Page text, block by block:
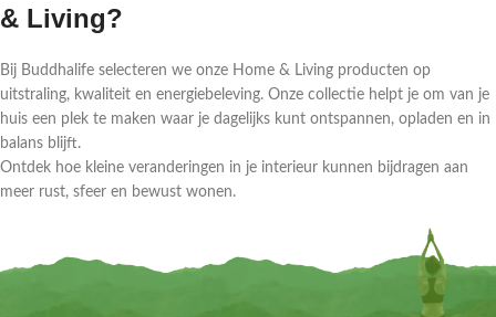
& Living?
Bij Buddhalife selecteren we onze Home & Living producten op
uitstraling, kwaliteit en energiebeleving. Onze collectie helpt je om van je
huis een plek te maken waar je dagelijks kunt ontspannen, opladen en in
balans blijft.
Ontdek hoe kleine veranderingen in je interieur kunnen bijdragen aan
meer rust, sfeer en bewust wonen.